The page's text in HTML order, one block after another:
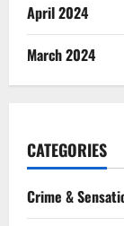
April 2024
March 2024
CATEGORIES
Crime &